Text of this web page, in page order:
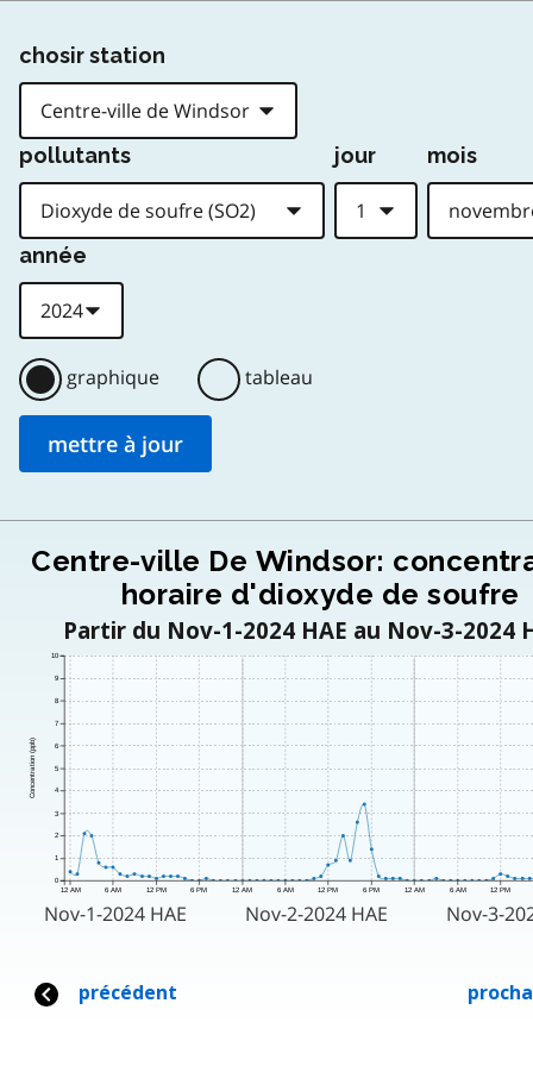
chosir station
pollutants jour mois
année
graphique tableau
Centre-ville De Windsor:
horaire d'dioxyde de soufre
Partir du Nov-1-2024 HAE au Nov-3-2024
12 AM 6 AM 12 PM 6 PM 12 AM 6 AM 12 PM 6 PM 12 AM 6 AM 12 PM
Concentration (ppb)
0
1
2
3
4
5
6
7
8
9
10
Nov-1-2024 HAE Nov-2-2024 HAE Nov-3-
précédent